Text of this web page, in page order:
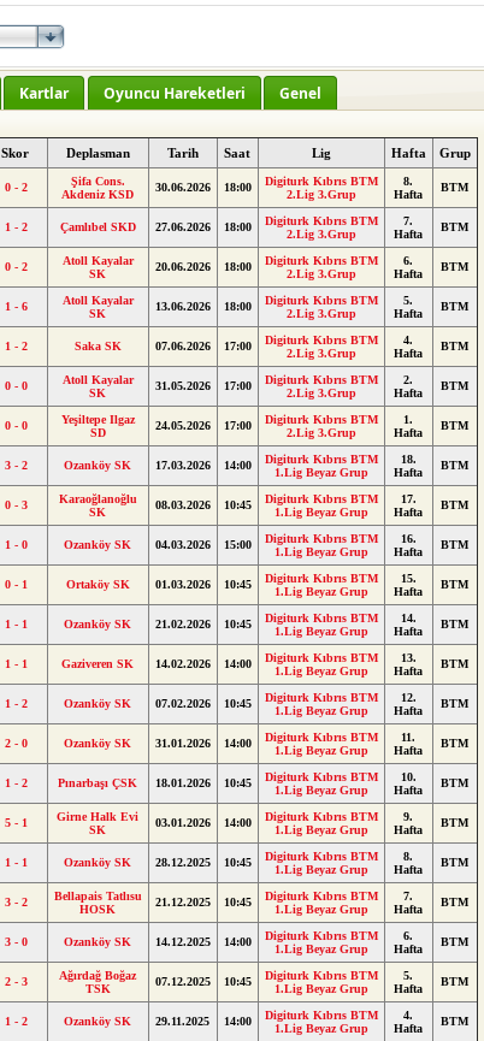
Kartlar Oyuncu Hareketleri Genel
Skor Deplasman Tarih Saat Lig Hafta Grup
0 - 2
Şifa Cons.
Akdeniz KSD
30.06.2026 18:00
Digiturk Kıbrıs BTM
2.Lig 3.Grup
8.
Hafta
BTM
1 - 2 Çamlıbel SKD 27.06.2026 18:00
Digiturk Kıbrıs BTM
2.Lig 3.Grup
7.
Hafta
BTM
0 - 2
Atoll Kayalar
SK
20.06.2026 18:00
Digiturk Kıbrıs BTM
2.Lig 3.Grup
6.
Hafta
BTM
1 - 6
Atoll Kayalar
SK
13.06.2026 18:00
Digiturk Kıbrıs BTM
2.Lig 3.Grup
5.
Hafta
BTM
1 - 2 Saka SK 07.06.2026 17:00
Digiturk Kıbrıs BTM
2.Lig 3.Grup
4.
Hafta
BTM
0 - 0
Atoll Kayalar
SK
31.05.2026 17:00
Digiturk Kıbrıs BTM
2.Lig 3.Grup
2.
Hafta
BTM
0 - 0
Yeşiltepe Ilgaz
SD
24.05.2026 17:00
Digiturk Kıbrıs BTM
2.Lig 3.Grup
1.
Hafta
BTM
3 - 2 Ozanköy SK 17.03.2026 14:00
Digiturk Kıbrıs BTM
1.Lig Beyaz Grup
18.
Hafta
BTM
0 - 3
Karaoğlanoğlu
SK
08.03.2026 10:45
Digiturk Kıbrıs BTM
1.Lig Beyaz Grup
17.
Hafta
BTM
1 - 0 Ozanköy SK 04.03.2026 15:00
Digiturk Kıbrıs BTM
1.Lig Beyaz Grup
16.
Hafta
BTM
0 - 1 Ortaköy SK 01.03.2026 10:45
Digiturk Kıbrıs BTM
1.Lig Beyaz Grup
15.
Hafta
BTM
1 - 1 Ozanköy SK 21.02.2026 10:45
Digiturk Kıbrıs BTM
1.Lig Beyaz Grup
14.
Hafta
BTM
1 - 1 Gaziveren SK 14.02.2026 14:00
Digiturk Kıbrıs BTM
1.Lig Beyaz Grup
13.
Hafta
BTM
1 - 2 Ozanköy SK 07.02.2026 10:45
Digiturk Kıbrıs BTM
1.Lig Beyaz Grup
12.
Hafta
BTM
2 - 0 Ozanköy SK 31.01.2026 14:00
Digiturk Kıbrıs BTM
1.Lig Beyaz Grup
11.
Hafta
BTM
1 - 2 Pınarbaşı ÇSK 18.01.2026 10:45
Digiturk Kıbrıs BTM
1.Lig Beyaz Grup
10.
Hafta
BTM
5 - 1
Girne Halk Evi
SK
03.01.2026 14:00
Digiturk Kıbrıs BTM
1.Lig Beyaz Grup
9.
Hafta
BTM
1 - 1 Ozanköy SK 28.12.2025 10:45
Digiturk Kıbrıs BTM
1.Lig Beyaz Grup
8.
Hafta
BTM
3 - 2
Bellapais Tatlısu
HOSK
21.12.2025 10:45
Digiturk Kıbrıs BTM
1.Lig Beyaz Grup
7.
Hafta
BTM
3 - 0 Ozanköy SK 14.12.2025 14:00
Digiturk Kıbrıs BTM
1.Lig Beyaz Grup
6.
Hafta
BTM
2 - 3
Ağırdağ Boğaz
TSK
07.12.2025 10:45
Digiturk Kıbrıs BTM
1.Lig Beyaz Grup
5.
Hafta
BTM
1 - 2 Ozanköy SK 29.11.2025 14:00
Digiturk Kıbrıs BTM
1.Lig Beyaz Grup
4.
Hafta
BTM